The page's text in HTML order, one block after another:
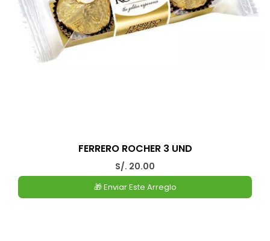
FERRERO ROCHER 3 UND
S/. 20.00
🎁 Enviar Este Arreglo